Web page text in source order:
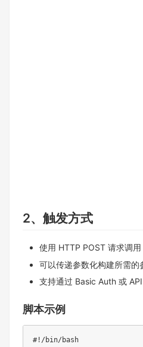
2、触发方式
使用 HTTP POST 请求调
可以传递参数化构建所需的
支持通过 Basic Auth 或
脚本示例
#!/bin/bash